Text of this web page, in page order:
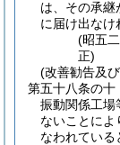
は、その承
に届け出なけ
(昭五
正)
(改善勧告及
第五十八条の十
振動関係工場
ないことによ
なわれてい